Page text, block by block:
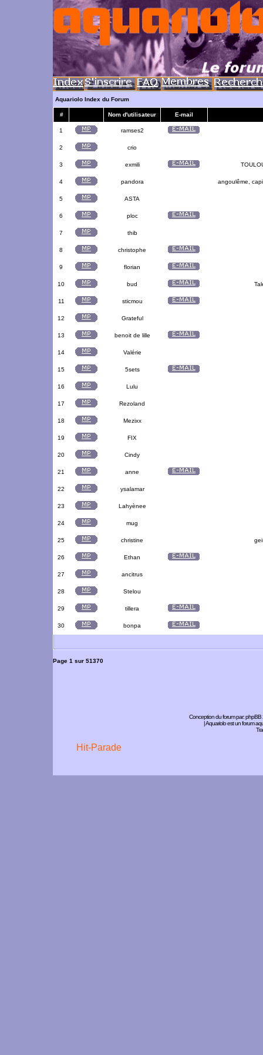
Aquariolo Index du Forum
# Nom d'utilisateur E-mail
1 ramses2
2 crio
3 exmili
4 pandora angoulême,
5 ASTA
6 ploc
7 thib
8 christophe
9 florian
10 bud
11 sticmou
12 Grateful
13 benoit de lille
14 Valérie
15 5sets
16 Lulu
17 Rezoland
18 Mezixx
19 FIX
20 Cindy
21 anne
22 ysalamar
23 Lahyènee
24 mug
25 christine
26 Ethan
27 ancitrus
28 Stelou
29 tillera
30 bonpa
Page 1 sur 51370
Conception du forum par:phpBB
| Aquariolo est un forum